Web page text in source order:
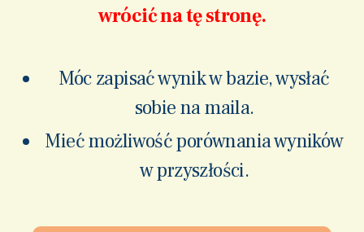
wrócić na tę stronę.
Móc zapisać wynik w bazie, wysłać
sobie na maila.
Mieć możliwość porównania wyników
w przyszłości.